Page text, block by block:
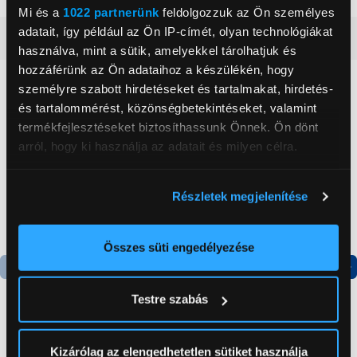
Mi és a 1022 partnerünk feldolgozzuk az Ön személyes
adatait, így például az Ön IP-címét, olyan technológiákat
használva, mint a sütik, amelyekkel tárolhatjuk és
hozzáférünk az Ön adataihoz a készülékén, hogy
személyre szabott hirdetéseket és tartalmakat, hirdetés-
és tartalommérést, közönségbetekintéseket, valamint
termékfejlesztéseket biztosíthassunk Önnek. Ön dönt
arról, hogy ki használja az adatait és milyen célra.
elhelyezkedéséről pár méteres pontossággal
Az Ön készülékén beazonosítása annak konkrét
módjairól és adja meg preferenciáit aRészletek
pontban. Bármikor módosíthatja vagy visszavonhatja a
Sütinyilatkozathoz való hozzájárulását.
Részletek megjelenítése
Összes süti engedélyezése
Testre szabás
Kizárólag az elengedhetetlen sütiket használja
Részletes ismertető
Neked ajánljuk
Gorenje NRS8182KX Side
Gorenje RK4182PW4